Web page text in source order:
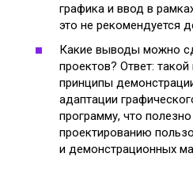
графика и ввод в
это не рекомендуется
Какие выводы можно
проектов? Ответ:
принципы
адаптации
программу, что
проектированию
и демонстрационных